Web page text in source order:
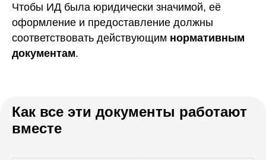
Чтобы ИД была юридически значимой, её
оформление и предоставление должны
соответствовать действующим нормативным
документам.
Как все эти документы работают
вместе